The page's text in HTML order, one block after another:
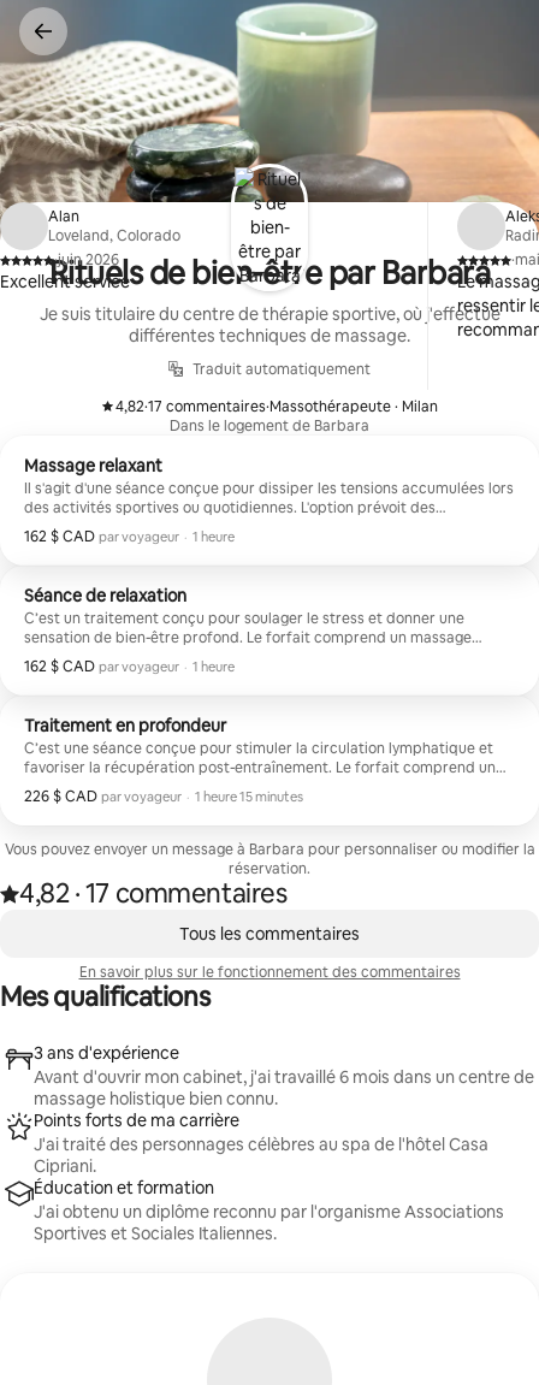
Aller
directement
au
contenu
Rituels de bien-être par Barbara
Je suis titulaire du centre de thérapie sportive, où j'effectue
différentes techniques de massage.
Traduit automatiquement
4,82
,
·17 commentaires
, ·Massothérapeute · Milan
Dans le logement de Barbara
Massage relaxant
Il s'agit d'une séance conçue pour dissiper les tensions accumulées lors
des activités sportives ou quotidiennes. L'option prévoit des
manipulations sur tout le corps, y compris des pressions alternées et
des manœuvres d'étirement, visant à détendre les tissus, à améliorer la
162 $ CAD par voyageur
162 $ CAD par voyageur
, · 1 heure
Séance de relaxation
C’est un traitement conçu pour soulager le stress et donner une
sensation de bien-être profond. Le forfait comprend un massage
complet du corps effectué avec de l’huile chaude et des techniques
conçues pour soulager les tensions musculaires et favoriser l’équilibre
162 $ CAD par voyageur
162 $ CAD par voyageur
, · 1 heure
Traitement en profondeur
C’est une séance conçue pour stimuler la circulation lymphatique et
favoriser la récupération post-entraînement. Le forfait comprend un
massage complet du corps effectué avec des techniques de
manipulation qui impliquent une pression profonde, visant à atteindre
les couches les plus internes du tissu conjonctif.
226 $ CAD par voyageur
226 $ CAD par voyageur
, · 1 heure 15 minutes
Vous pouvez envoyer un message à Barbara pour personnaliser ou modifier la
réservation.
Note de 4,82 étoile(s) sur 5 d'après 17 commentaires
4,82
, ·17 commentaires
Alan
Loveland, Colorado
,
·juin 2026
Excellent service
,
·
Le
ressentir
Tous les commentaires
En savoir plus sur le fonctionnement des commentaires
Mes qualifications
3 ans d'expérience
Avant d'ouvrir mon cabinet, j'ai travaillé 6 mois dans un centre de
massage holistique bien connu.
Points forts de ma carrière
J'ai traité des personnages célèbres au spa de l'hôtel Casa
Cipriani.
Éducation et formation
J'ai obtenu un diplôme reconnu par l'organisme Associations
Sportives et Sociales Italiennes.